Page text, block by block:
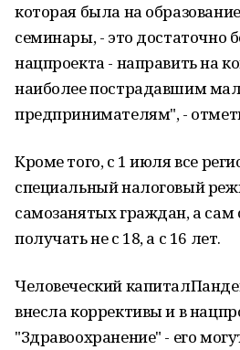
которая была на
семинары, - это достаточно
нацпроекта - направить на
наиболее пострадавшим
предпринимателям", -
Кроме того, с 1 июля все
специальный налоговый
самозанятых граждан, а сам
получать не с 18, а с 16 лет.
Человеческий
внесла коррективы и в
"Здравоохранение" - его